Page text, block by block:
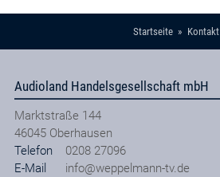
Startseite Kontakt
Audioland Handelsgesellschaft mbH
Marktstraße 144
46045 Oberhausen
Telefon
0208 27096
E-Mail
info@weppelmann-tv.de